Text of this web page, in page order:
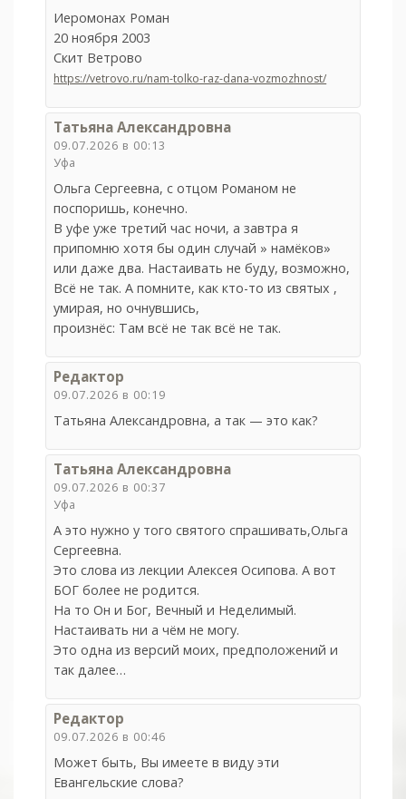
Иеромонах Роман
20 ноября 2003
Скит Ветрово
https://vetrovo.ru/nam-tolko-raz-dana-vozmozhnost/
Татьяна Александровна
09.07.2026 в 00:13
Уфа
Ольга Сергеевна, c отцом Романом не
поспоришь, конечно.
В уфе уже третий час ночи, а завтра я
припомню хотя бы один случай » намёков»
или даже два. Настаивать не буду, возможно,
Всё не так. А помните, как кто-то из святых ,
умирая, но очнувшись,
произнёс: Там всё не так всё не так.
Редактор
09.07.2026 в 00:19
Татьяна Александровна, а так — это как?
Татьяна Александровна
09.07.2026 в 00:37
Уфа
А это нужно у того святого спрашивать,Ольга
Сергеевна.
Это слова из лекции Алексея Осипова. А вот
БОГ более не родится.
На то Он и Бог, Вечный и Неделимый.
Настаивать ни а чём не могу.
Это одна из версий моих, предположений и
так далее…
Редактор
09.07.2026 в 00:46
Может быть, Вы имеете в виду эти
Евангельские слова?